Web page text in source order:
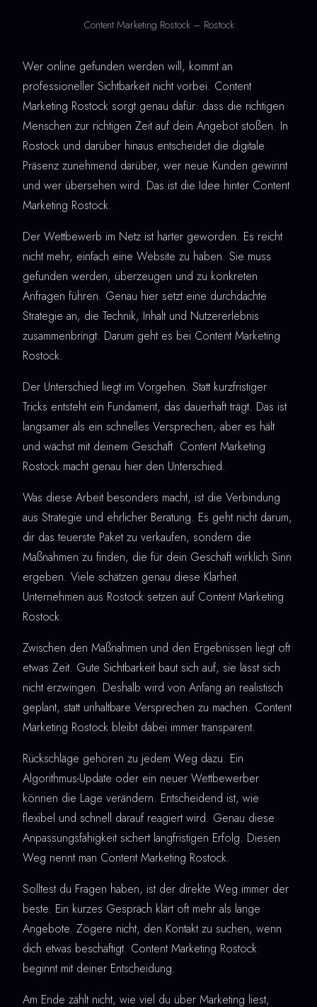
Content Marketing Rostock – Rostock
Wer online gefunden werden will, kommt an
professioneller Sichtbarkeit nicht vorbei. Content
Marketing Rostock sorgt genau dafür: dass die richtigen
Menschen zur richtigen Zeit auf dein Angebot stoßen. In
Rostock und darüber hinaus entscheidet die digitale
Präsenz zunehmend darüber, wer neue Kunden gewinnt
und wer übersehen wird. Das ist die Idee hinter Content
Marketing Rostock.
Der Wettbewerb im Netz ist härter geworden. Es reicht
nicht mehr, einfach eine Website zu haben. Sie muss
gefunden werden, überzeugen und zu konkreten
Anfragen führen. Genau hier setzt eine durchdachte
Strategie an, die Technik, Inhalt und Nutzererlebnis
zusammenbringt. Darum geht es bei Content Marketing
Rostock.
Der Unterschied liegt im Vorgehen. Statt kurzfristiger
Tricks entsteht ein Fundament, das dauerhaft trägt. Das ist
langsamer als ein schnelles Versprechen, aber es hält
und wächst mit deinem Geschäft. Content Marketing
Rostock macht genau hier den Unterschied.
Was diese Arbeit besonders macht, ist die Verbindung
aus Strategie und ehrlicher Beratung. Es geht nicht darum,
dir das teuerste Paket zu verkaufen, sondern die
Maßnahmen zu finden, die für dein Geschäft wirklich Sinn
ergeben. Viele schätzen genau diese Klarheit.
Unternehmen aus Rostock setzen auf Content Marketing
Rostock.
Zwischen den Maßnahmen und den Ergebnissen liegt oft
etwas Zeit. Gute Sichtbarkeit baut sich auf, sie lässt sich
nicht erzwingen. Deshalb wird von Anfang an realistisch
geplant, statt unhaltbare Versprechen zu machen. Content
Marketing Rostock bleibt dabei immer transparent.
Rückschläge gehören zu jedem Weg dazu. Ein
Algorithmus-Update oder ein neuer Wettbewerber
können die Lage verändern. Entscheidend ist, wie
flexibel und schnell darauf reagiert wird. Genau diese
Anpassungsfähigkeit sichert langfristigen Erfolg. Diesen
Weg nennt man Content Marketing Rostock.
Solltest du Fragen haben, ist der direkte Weg immer der
beste. Ein kurzes Gespräch klärt oft mehr als lange
Angebote. Zögere nicht, den Kontakt zu suchen, wenn
dich etwas beschäftigt. Content Marketing Rostock
beginnt mit deiner Entscheidung.
Am Ende zählt nicht, wie viel du über Marketing liest,